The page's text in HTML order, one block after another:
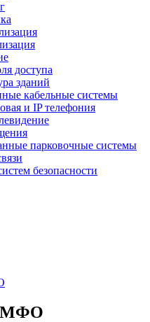
доступа
зданий
кабельные системы
и IP телефония
парковочные системы
безопасности
МФО